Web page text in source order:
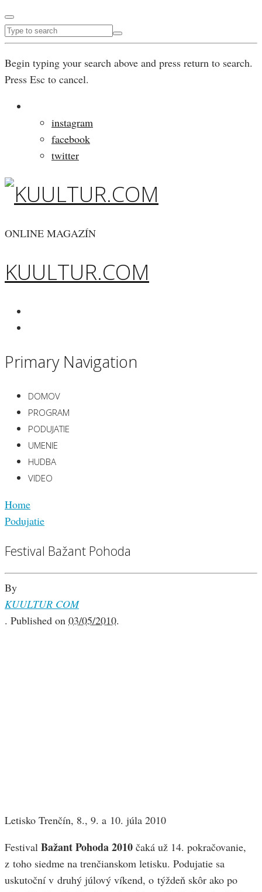
Begin typing your search above and press return to search.
Press Esc to cancel.
instagram
facebook
twitter
ONLINE MAGAZÍN
KUULTUR.COM
Primary Navigation
DOMOV
PROGRAM
PODUJATIE
UMENIE
HUDBA
VIDEO
Home
Podujatie
Festival Bažant Pohoda
By
KUULTUR COM
. Published on 03/05/2010.
Letisko Trenčín, 8., 9. a 10. júla 2010
Festival Bažant Pohoda 2010 čaká už 14. pokračovanie,
z toho siedme na trenčianskom letisku. Podujatie sa
uskutoční v druhý júlový víkend, o týždeň skôr ako po